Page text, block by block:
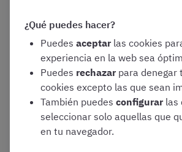
cuenta que en municipios de
tamaño habrá muy pocas plazas
superior a «Agente» y las
relacionadas con la Criminología
limitadas
Vigilancia Aduanera
. Sin duda,
de las
oposiciones menos
demandadas , pero no deja de ser
¿Qué puedes hacer?
Puedes aceptar las cookies
experiencia en la web sea
Puedes rechazar para denegar
cookies excepto las que sean
También puedes configurar las
seleccionar solo aquellas que
en tu navegador.